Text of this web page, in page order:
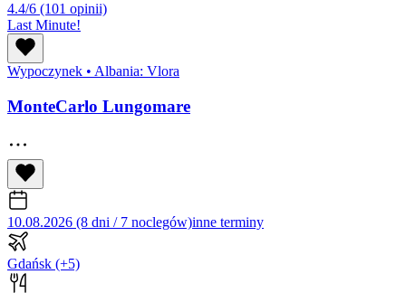
4.4/6 (101 opinii)
Last Minute!
Wypoczynek • Albania: Vlora
MonteCarlo Lungomare
10.08.2026 (8 dni / 7 noclegów)inne terminy
Gdańsk (+5)